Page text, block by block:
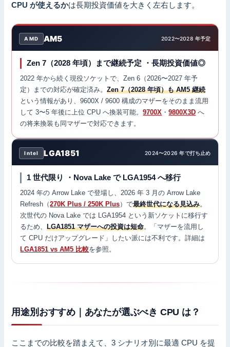
CPU が使えるかは長期投資価値を大きく左右します。
AMD AM5 2022〜2028 年予定
Zen 7（2028 年頃）まで継続予定 ・長期投資価値◎
2022 年から続く現役ソケットで、Zen 6（2026〜2027 年予
定）までの対応が確定済み。Zen 7（2028 年頃）も AM5 継続
という情報があり、9600X / 9600 構成のマザーをそのまま流用
して 3〜5 年後に上位 CPU へ換装可能。9700X ・9800X3D へ
の将来換装も同マザーで対応できます。
Intel LGA1851 2024〜2026 年で打ち止め
1 世代限り ・Nova Lake で LGA1954 へ移行
2024 年の Arrow Lake で登場し、2026 年 3 月の Arrow Lake
Refresh（270K Plus / 250K Plus）で最終世代になる見込み。
次世代の Nova Lake では LGA1954 という新ソケットに移行す
るため、LGA1851 マザーへの投資は短命。「マザーを流用し
て CPU だけアップグレード」したい派には不利です。詳細は
LGA1851 vs AM5 比較を参照。
用途別おすすめ｜あなたが選ぶべき CPU は？
ここまでの比較を踏まえて、3 シナリオ別に最適 CPU を提